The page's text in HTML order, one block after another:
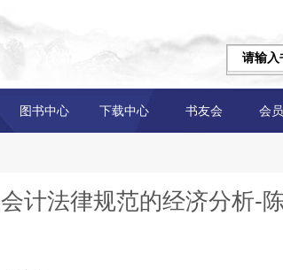
图书中心 下载中心 书友会 会
会计法律规范的经济分析-